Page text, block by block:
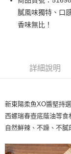
華南商業銀行
上海商業儲蓄銀行
國泰世華商業銀行
元大商業銀行
華南商業銀行
上海商業儲蓄銀行
聯邦商業銀行
台新國際商業銀行
12 期 0 利率 每
合作金庫商業銀行
臺灣中小企業銀行
匯豐（台灣）商業銀
玉山商業銀行
台新國際商業銀行
台灣樂天信用卡公
LINE Pay
大哥付你分期
相關說明
1.本服務由台灣大哥
AFTEE先享後付
膩風味獨特、口
香味無比！
詳細說明
新東陽柔魚XO醬堅持
西螺瑞春壺底蔭油等食
自然鮮辣、不躁、不